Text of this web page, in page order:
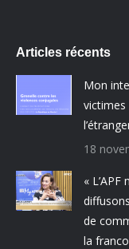
Articles récents
Mon
victimes
18
«
de
la